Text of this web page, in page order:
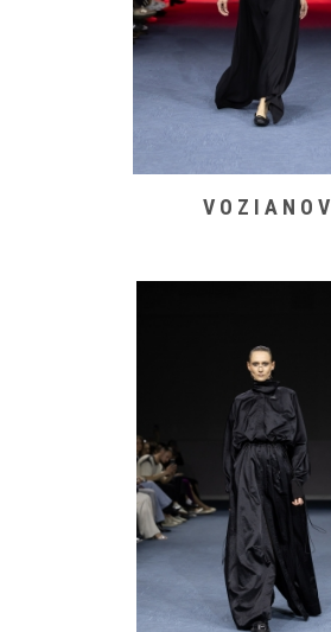
V O Z I A N O V